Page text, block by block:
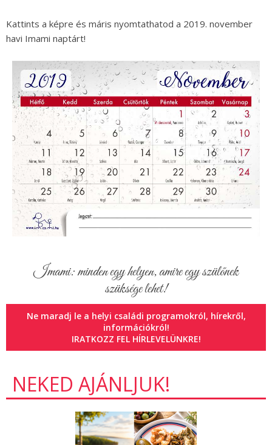
Kattints a képre és máris nyomtathatod a 2019. november
havi Imami naptárt!
Imami: minden egy helyen, amire egy szülőnek
szüksége lehet!
Ne maradj le a helyi családi programokról, hírekről,
információkról!
IRATKOZZ FEL HÍRLEVELÜNKRE!
NEKED AJÁNLJUK!